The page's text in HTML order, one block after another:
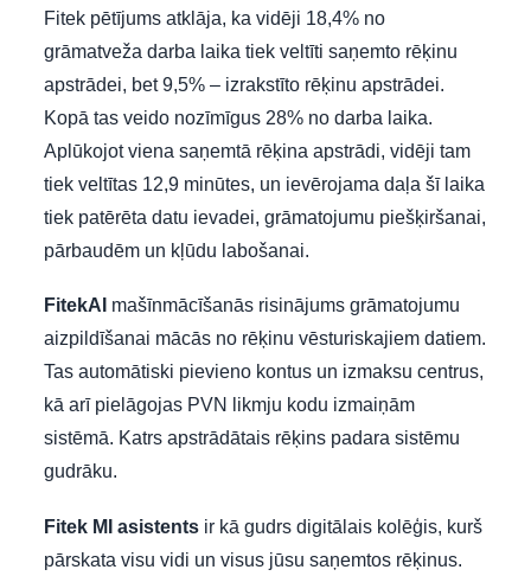
Fitek pētījums atklāja, ka vidēji 18,4% no
grāmatveža darba laika tiek veltīti saņemto rēķinu
apstrādei, bet 9,5% – izrakstīto rēķinu apstrādei.
Kopā tas veido nozīmīgus 28% no darba laika.
Aplūkojot viena saņemtā rēķina apstrādi, vidēji tam
tiek veltītas 12,9 minūtes, un ievērojama daļa šī laika
tiek patērēta datu ievadei, grāmatojumu piešķiršanai,
pārbaudēm un kļūdu labošanai.
FitekAI mašīnmācīšanās risinājums grāmatojumu
aizpildīšanai mācās no rēķinu vēsturiskajiem datiem.
Tas automātiski pievieno kontus un izmaksu centrus,
kā arī pielāgojas PVN likmju kodu izmaiņām
sistēmā. Katrs apstrādātais rēķins padara sistēmu
gudrāku.
Fitek MI asistents ir kā gudrs digitālais kolēģis, kurš
pārskata visu vidi un visus jūsu saņemtos rēķinus.